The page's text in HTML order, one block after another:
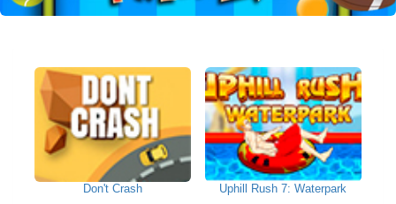
Don't Crash Uphill Rush 7: Waterpark